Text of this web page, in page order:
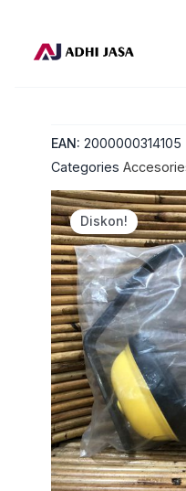
EAN: 2000000314105
Categories
Diskon!